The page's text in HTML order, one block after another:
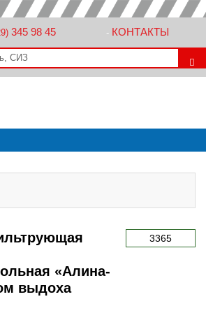
345 98 45 - КОНТАКТЫ
«Алина-
выдоха
3365